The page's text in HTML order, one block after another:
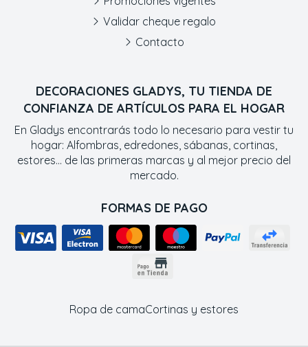
DECORACIONES GLADYS, TU TIENDA DE
CONFIANZA DE ARTÍCULOS PARA EL HOGAR
En Gladys encontrarás todo lo necesario para vestir tu
hogar: Alfombras, edredones, sábanas, cortinas,
estores... de las primeras marcas y al mejor precio del
mercado.
FORMAS DE PAGO
Validar cheque regalo
Contacto
Ropa de camaCortinas y estores